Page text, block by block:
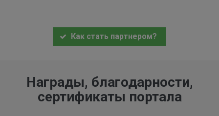
Как стать партнером?
Награды, благодарности,
сертификаты портала